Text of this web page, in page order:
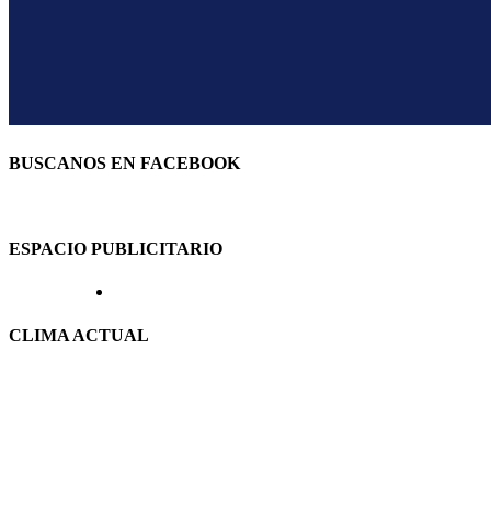
BUSCANOS EN FACEBOOK
ESPACIO PUBLICITARIO
CLIMA ACTUAL